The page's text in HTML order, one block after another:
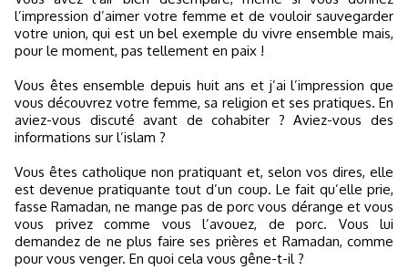
l’impression d’aimer votre femme et de vouloir sauvegarder
votre union, qui est un bel exemple du vivre ensemble mais,
pour le moment, pas tellement en paix !
Vous êtes ensemble depuis huit ans et j’ai l’impression que
vous découvrez votre femme, sa religion et ses pratiques. En
aviez-vous discuté avant de cohabiter ? Aviez-vous des
informations sur l’islam ?
Vous êtes catholique non pratiquant et, selon vos dires, elle
est devenue pratiquante tout d’un coup. Le fait qu’elle prie,
fasse Ramadan, ne mange pas de porc vous dérange et vous
vous privez comme vous l’avouez, de porc. Vous lui
demandez de ne plus faire ses prières et Ramadan, comme
pour vous venger. En quoi cela vous gêne-t-il ?